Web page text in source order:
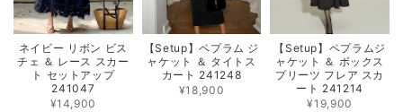
ネイビー リボン ビス
チェ ＆ レース スカー
ト セットアップ
241047
¥14,900
【Setup】ペプラム ジ
ャケット ＆ タイトス
カート 241248
¥18,900
【Setup】ペプラムジ
ャケット ＆ ボックス
プリーツ フレア スカ
ート 241214
¥19,900